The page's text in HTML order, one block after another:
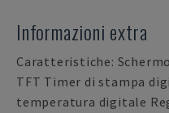
Informazioni extra
Caratteristiche:
TFT Timer di stampa
temperatura digitale